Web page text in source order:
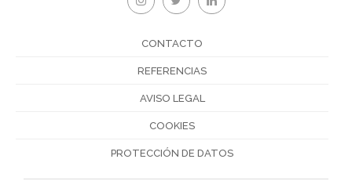
CONTACTO
REFERENCIAS
AVISO LEGAL
COOKIES
PROTECCIÓN DE DATOS